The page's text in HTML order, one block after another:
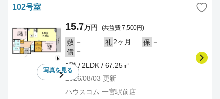
102号室
写真を見る
15.7万円 (共益費 7,500円)
敷 － 礼 2ヶ月 保 －
償 －
1階 / 2LDK / 67.25㎡
2026/08/03 更新
ハウスコム 一宮駅前店